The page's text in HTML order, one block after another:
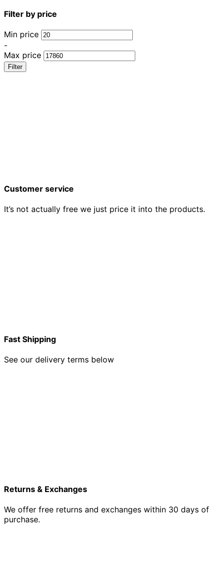
Filter by price
Min price
-
Max price
Filter
Customer service
It’s not actually free we just price it into the products.
Fast Shipping
See our delivery terms below
Returns & Exchanges
We offer free returns and exchanges within 30 days of
purchase.